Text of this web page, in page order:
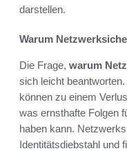
darstellen.
Warum
Die Frage, warum
sich leicht
können zu einem
was ernsthafte Folgen
haben kann.
Identitätsdiebstahl und